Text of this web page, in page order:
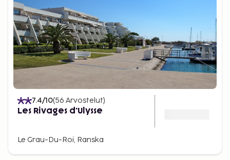
7.4/10(56 Arvostelut)
Les Rivages d'Ulysse
Le Grau-Du-Roi, Ranska